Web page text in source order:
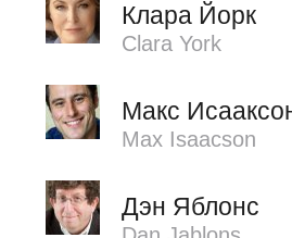
Клара Йорк
Clara York
Макс
Max Isaacson
Дэн Яблонс